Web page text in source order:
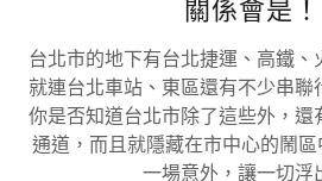
關係會是！
台北市的地下有台北捷運、高鐵、
就連台北車站、東區還有不少串聯
你是否知道台北市除了這些外，還
通道，而且就隱藏在市中心的鬧
一場意外，讓一切浮